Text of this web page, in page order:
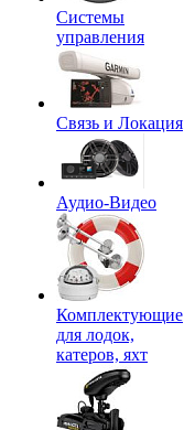
Системы
управления
Связь и Локация
Аудио-Видео
Комплектующие
для лодок,
катеров, яхт